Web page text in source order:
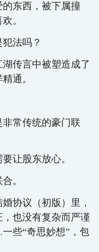
东西，被下属撞
。
法吗？
传言中被塑造成了
通。
常传统的豪门联
让股东放心。
。
协议（初版）里，
也没有复杂而严谨
些“奇思妙想”，包